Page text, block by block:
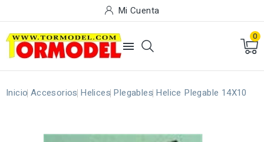
Mi Cuenta

0
Inicio Accesorios Helices Plegables Helice Plegable 14X10